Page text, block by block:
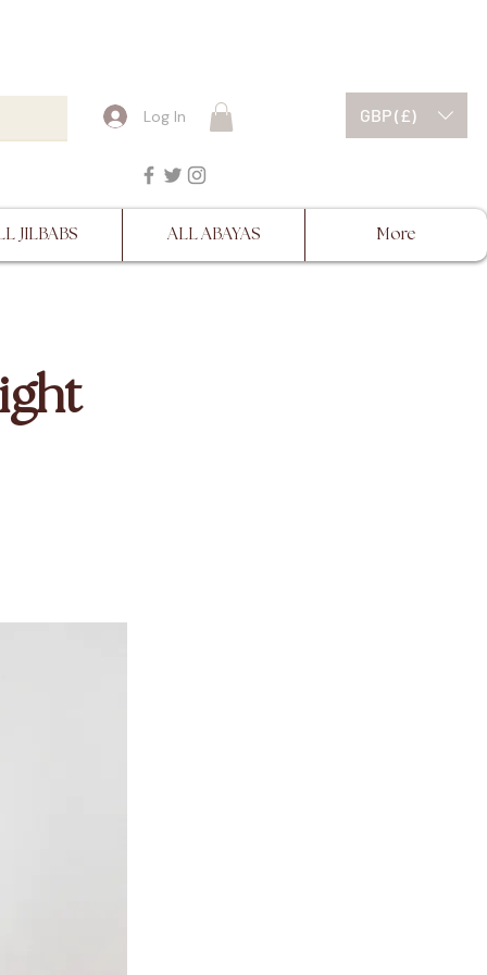
Log In GBP (£)
JILBABS ALL ABAYAS More